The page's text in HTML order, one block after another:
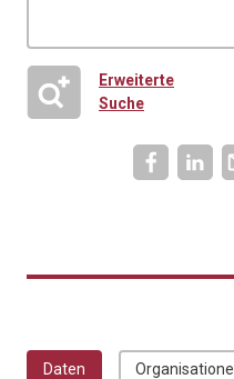
Erweiterte
Suche
Daten